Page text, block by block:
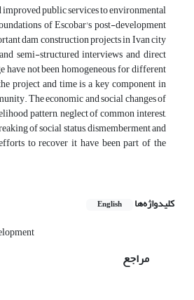
public services to environmental
of Escobar's post-development
dam construction projects in Ivan city
semi-structured interviews and direct
not been homogeneous for different
project and time is a key component in
The economic and social changes of
pattern, neglect of common interest,
of social status, dismemberment and
to recover it have been part of the
کلیدواژه‌ها English
مراجع